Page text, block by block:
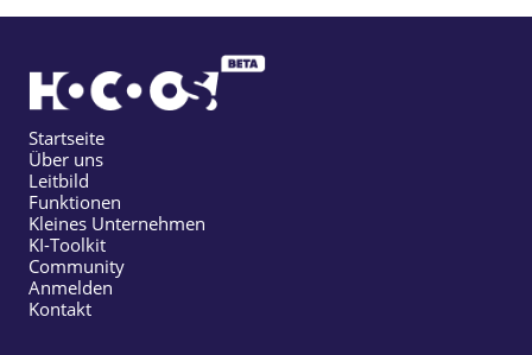
Startseite
Über uns
Leitbild
Funktionen
Kleines Unternehmen
KI-Toolkit
Community
Anmelden
Kontakt